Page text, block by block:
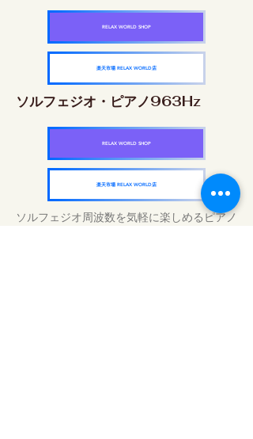
RELAX WORLD SHOP
楽天市場 RELAX WORLD店
ソルフェジオ・ピアノ963Hz
RELAX WORLD SHOP
楽天市場 RELAX WORLD店
ソルフェジオ周波数を気軽に楽しめるピアノ